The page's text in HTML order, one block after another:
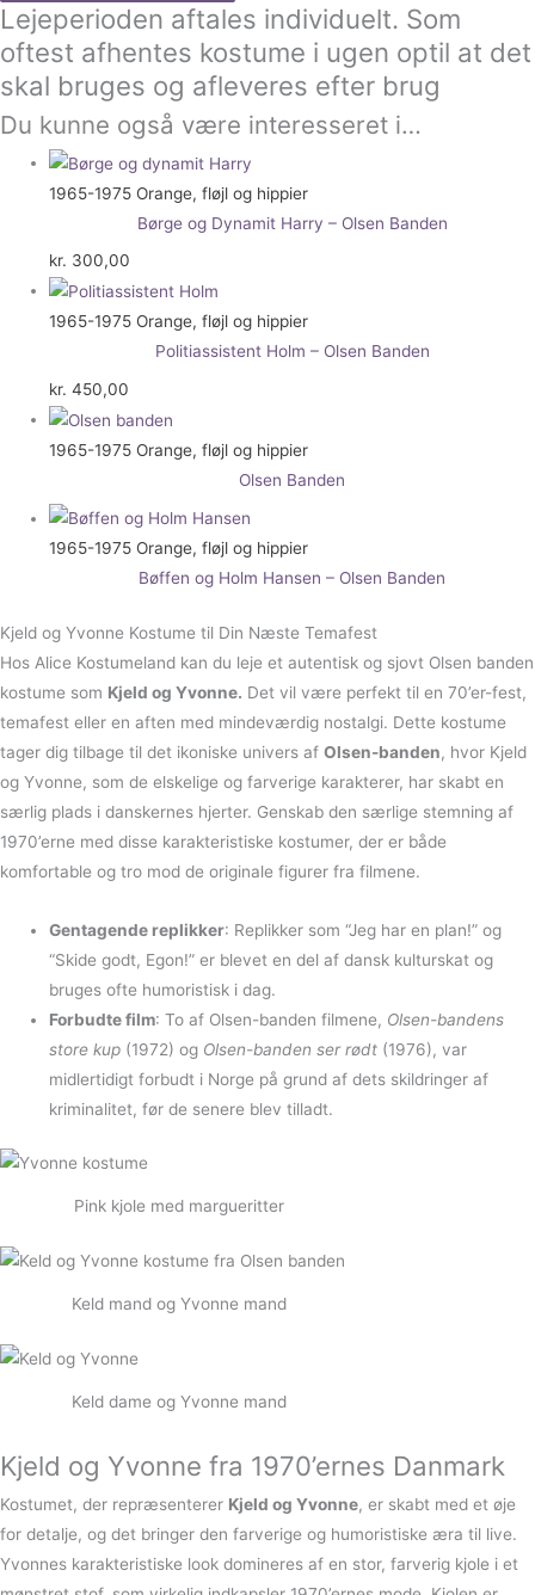
Lejeperioden aftales individuelt. Som
oftest afhentes kostume i ugen optil at det
skal bruges og afleveres efter brug
Du kunne også være interesseret i…
1965-1975 Orange, fløjl og hippier
Børge og Dynamit Harry – Olsen Banden
kr. 300,00
1965-1975 Orange, fløjl og hippier
Politiassistent Holm – Olsen Banden
kr. 450,00
1965-1975 Orange, fløjl og hippier
Olsen Banden
1965-1975 Orange, fløjl og hippier
Bøffen og Holm Hansen – Olsen Banden
Kjeld og Yvonne Kostume til Din Næste Temafest
Hos Alice Kostumeland kan du leje et autentisk og sjovt Olsen banden
kostume som Kjeld og Yvonne. Det vil være perfekt til en 70’er-fest,
temafest eller en aften med mindeværdig nostalgi. Dette kostume
tager dig tilbage til det ikoniske univers af Olsen-banden, hvor Kjeld
og Yvonne, som de elskelige og farverige karakterer, har skabt en
særlig plads i danskernes hjerter. Genskab den særlige stemning af
1970’erne med disse karakteristiske kostumer, der er både
komfortable og tro mod de originale figurer fra filmene.
Gentagende replikker: Replikker som “Jeg har en plan!” og
“Skide godt, Egon!” er blevet en del af dansk kulturskat og
bruges ofte humoristisk i dag.
Forbudte film: To af Olsen-banden filmene, Olsen-bandens
store kup (1972) og Olsen-banden ser rødt (1976), var
midlertidigt forbudt i Norge på grund af dets skildringer af
kriminalitet, før de senere blev tilladt.
Pink kjole med margueritter
Keld mand og Yvonne mand
Keld dame og Yvonne mand
Kjeld og Yvonne fra 1970’ernes Danmark
Kostumet, der repræsenterer Kjeld og Yvonne, er skabt med et øje
for detalje, og det bringer den farverige og humoristiske æra til live.
Yvonnes karakteristiske look domineres af en stor, farverig kjole i et